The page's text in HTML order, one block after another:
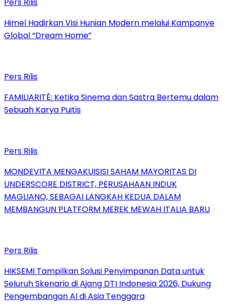
Himel Hadirkan Visi Hunian Modern melalui Kampanye
Global “Dream Home”
Pers Rilis
FAMILIARITÉ: Ketika Sinema dan Sastra Bertemu dalam
Sebuah Karya Puitis
Pers Rilis
MONDEVITA MENGAKUISISI SAHAM MAYORITAS DI
UNDERSCORE DISTRICT, PERUSAHAAN INDUK
MAGLIANO, SEBAGAI LANGKAH KEDUA DALAM
MEMBANGUN PLATFORM MEREK MEWAH ITALIA BARU
Pers Rilis
HIKSEMI Tampilkan Solusi Penyimpanan Data untuk
Seluruh Skenario di Ajang DTI Indonesia 2026, Dukung
Pengembangan AI di Asia Tenggara